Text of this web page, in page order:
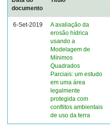
documento
6-Set-2019
A avaliação da
erosão hídrica
usando a
Modelagem de
Mínimos
Quadrados
Parciais: um estudo
em uma área
legalmente
protegida com
conflitos ambientais
de uso da terra